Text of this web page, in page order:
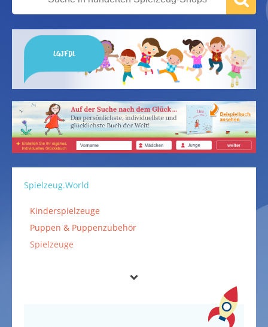
LGJFDL
Spielzeug.World
Kinderspielzeuge
Puppen & Puppenzubehör
Spielzeuge